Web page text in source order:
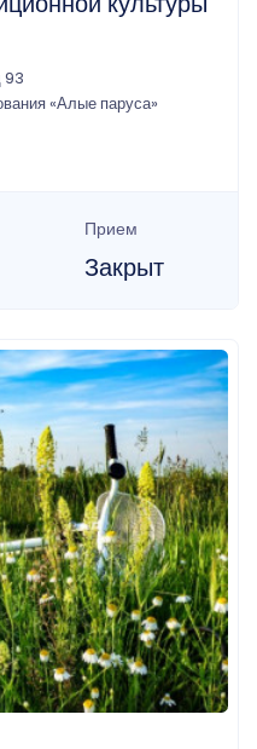
93
«Алые паруса»
Прием
Закрыт